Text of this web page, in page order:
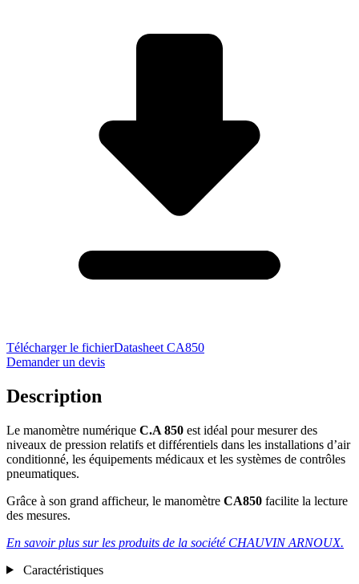
Télécharger le fichierDatasheet CA850
Demander un devis
Description
Le manomètre numérique C.A 850 est idéal pour mesurer des
niveaux de pression relatifs et différentiels dans les installations d’air
conditionné, les équipements médicaux et les systèmes de contrôles
pneumatiques.
Grâce à son grand afficheur, le manomètre CA850 facilite la lecture
des mesures.
En savoir plus sur les produits de la société CHAUVIN ARNOUX.
Caractéristiques